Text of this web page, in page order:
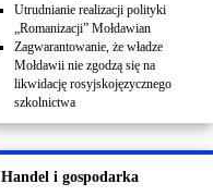
Utrudnianie realizacji polityki
„Romanizacji” Mołdawian
Zagwarantowanie, że władze
Mołdawii nie zgodzą się na
likwidację rosyjskojęzycznego
szkolnictwa
Handel i gospodarka